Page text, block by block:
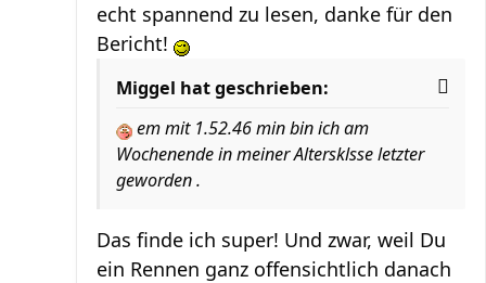
echt spannend zu lesen, danke für den
Bericht!
Miggel hat geschrieben:
em mit 1.52.46 min bin ich am
Wochenende in meiner Altersklsse letzter
geworden .
Das finde ich super! Und zwar, weil Du
ein Rennen ganz offensichtlich danach